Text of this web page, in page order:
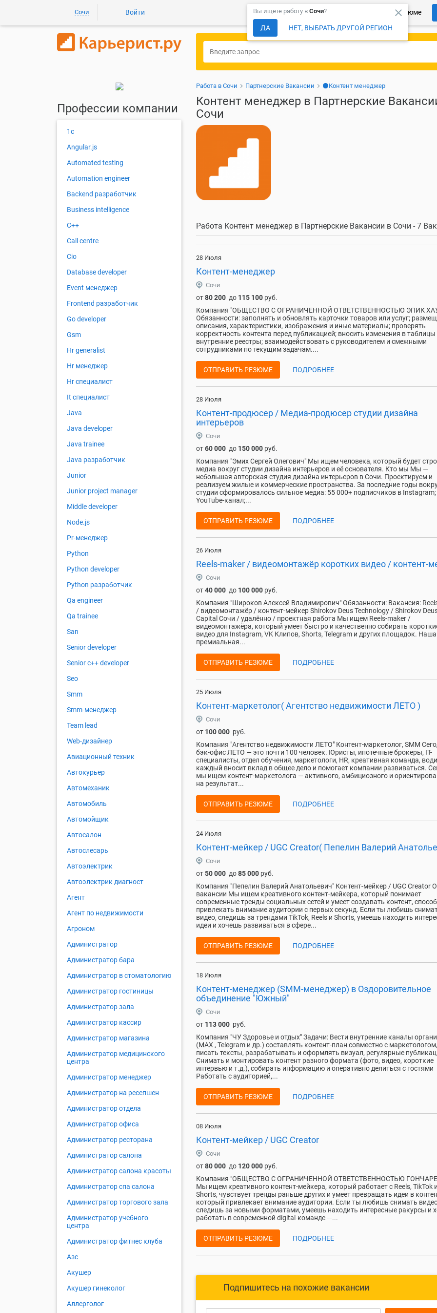
Сочи Войти Более 150 000 компаний ждут Ваше резюме
close
Вы ищете работу в Сочи?
ДА НЕТ, ВЫБРАТЬ ДРУГОЙ РЕГИОН
Работа в Сочи Партнерские Вакансии ⚫Контент менеджер
Контент менеджер в Партнерские
Сочи
Работа Контент менеджер в Партнерские Вакансии в Сочи - 7
28 Июля
Контент-менеджер
Сочи
от80 200 до 115 100 руб.
Компания "ОБЩЕСТВО С ОГРАНИЧЕННОЙ ОТВЕТСТВЕННОСТЬЮ ЭПИК
Обязанности: заполнять и обновлять карточки товаров или услуг;
описания, характеристики, изображения и иные материалы; проверять
корректность контента перед публикацией; вносить изменения в таблицы
внутренние реестры; взаимодействовать с руководителем и смежными
сотрудниками по текущим задачам....
ОТПРАВИТЬ РЕЗЮМЕ ПОДРОБНЕЕ
28 Июля
Контент-продюсер / Медиа-продюсер студии дизайна
интерьеров
Сочи
от60 000 до 150 000 руб.
Компания "Эмих Сергей Олегович" Мы ищем человека, который будет
медиа вокруг студии дизайна интерьеров и её основателя. Кто мы Мы —
небольшая авторская студия дизайна интерьеров в Сочи. Проектируем и
реализуем жилые и коммерческие пространства. За последние годы
студии сформировалось сильное медиа: 55 000+ подписчиков в Instagram;
YouTube-канал;...
ОТПРАВИТЬ РЕЗЮМЕ ПОДРОБНЕЕ
26 Июля
Reels-maker / видеомонтажёр коротких видео / контент-
Сочи
от40 000 до 100 000 руб.
Компания "Широков Алексей Владимирович" Обязанности: Вакансия:
/ видеомонтажёр / контент-мейкер Shirokov Deus Technology / Shirokov
Capital Сочи / удалённо / проектная работа Мы ищем Reels-maker /
видеомонтажёра, который умеет быстро и качественно собирать
видео для Instagram, VK Клипов, Shorts, Telegram и других площадок.
премиальная...
ОТПРАВИТЬ РЕЗЮМЕ ПОДРОБНЕЕ
25 Июля
Контент-маркетолог( Агентство недвижимости ЛЕТО )
Сочи
от 100 000 руб.
Компания "Агентство недвижимости ЛЕТО" Контент-маркетолог, SMM
бэк-офис ЛЕТО — это почти 100 человек. Юристы, ипотечные брокеры, IT-
специалисты, отдел обучения, маркетологи, HR, креативная команда,
каждый вносит вклад в общее дело и помогает компании развиваться.
мы ищем контент-маркетолога — активного, амбициозного и
на результат...
ОТПРАВИТЬ РЕЗЮМЕ ПОДРОБНЕЕ
24 Июля
Контент-мейкер / UGC Creator( Пепелин Валерий
Сочи
от50 000 до85 000 руб.
Компания "Пепелин Валерий Анатольевич" Контент-мейкер / UGC Creator О
вакансии Мы ищем креативного контент-мейкера, который понимает
современные тренды социальных сетей и умеет создавать контент,
привлекать внимание аудитории с первых секунд. Если ты любишь
видео, следишь за трендами TikTok, Reels и Shorts, умеешь находить
идеи и хочешь развиваться в сфере...
ОТПРАВИТЬ РЕЗЮМЕ ПОДРОБНЕЕ
18 Июля
Контент-менеджер (SMM-менеджер) в Оздоровительное
объединение "Южный"
Сочи
от 113 000 руб.
Компания "ЧУ Здоровье и отдых" Задачи: Вести внутренние каналы
(MAX , Telegram и др.) составлять контент-план совместно с маркетологом,
писать тексты, разрабатывать и оформлять визуал, регулярные
Снимать и монтировать контент разного формата (фото, видео, короткие
интервью и т.д.), собирать информацию и оперативно делиться с гостями
Работать с аудиторией,...
ОТПРАВИТЬ РЕЗЮМЕ ПОДРОБНЕЕ
08 Июля
Контент-мейкер / UGC Creator
Сочи
от80 000 до 120 000 руб.
Компания "ОБЩЕСТВО С ОГРАНИЧЕННОЙ ОТВЕТСТВЕННОСТЬЮ
Мы ищем креативного контент-мейкера, который работает с Reels, TikTok и
Shorts, чувствует тренды раньше других и умеет превращать идеи в
который привлекает внимание аудитории. Если ты любишь снимать
следишь за новыми форматами, умеешь находить интересные ракурсы и
работать в современной digital-команде —...
ОТПРАВИТЬ РЕЗЮМЕ ПОДРОБНЕЕ
Подпишитесь на похожие вакансии
Профессии компании
1с
Angular.js
Automated testing
Automation engineer
Backend разработчик
Business intelligence
C++
Call centre
Cio
Database developer
Event менеджер
Frontend разработчик
Go developer
Gsm
Hr generalist
Hr менеджер
Hr специалист
It специалист
Java
Java developer
Java trainee
Java разработчик
Junior
Junior project manager
Middle developer
Node.js
Pr-менеджер
Python
Python developer
Python разработчик
Qa engineer
Qa trainee
San
Senior developer
Senior с++ developer
Seo
Smm
Smm-менеджер
Team lead
Web-дизайнер
Авиационный техник
Автокурьер
Автомеханик
Автомобиль
Автомойщик
Автосалон
Автослесарь
Автоэлектрик
Автоэлектрик диагност
Агент
Агент по недвижимости
Агроном
Администратор
Администратор бара
Администратор в стоматологию
Администратор гостиницы
Администратор зала
Администратор кассир
Администратор магазина
Администратор медицинского
центра
Администратор менеджер
Администратор на ресепшен
Администратор отдела
Администратор офиса
Администратор ресторана
Администратор салона
Администратор салона красоты
Администратор спа салона
Администратор торгового зала
Администратор учебного
центра
Администратор фитнес клуба
Азс
Акушер
Акушер гинеколог
Аллерголог